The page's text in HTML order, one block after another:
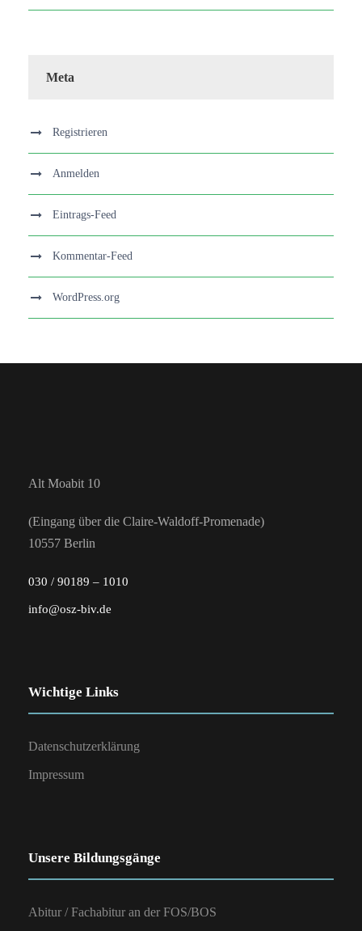
Meta
Registrieren
Anmelden
Eintrags-Feed
Kommentar-Feed
WordPress.org
Alt Moabit 10
(Eingang über die Claire-Waldoff-Promenade)
10557 Berlin
030 / 90189 – 1010
info@osz-biv.de
Wichtige Links
Datenschutzerklärung
Impressum
Unsere Bildungsgänge
Abitur / Fachabitur an der FOS/BOS